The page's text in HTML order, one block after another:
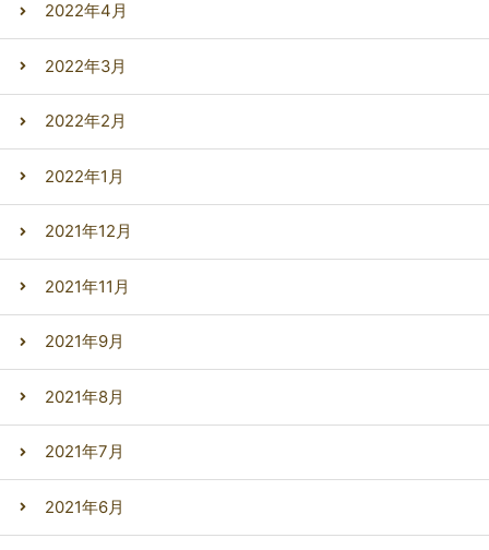
2022年4月
2022年3月
2022年2月
2022年1月
2021年12月
2021年11月
2021年9月
2021年8月
2021年7月
2021年6月